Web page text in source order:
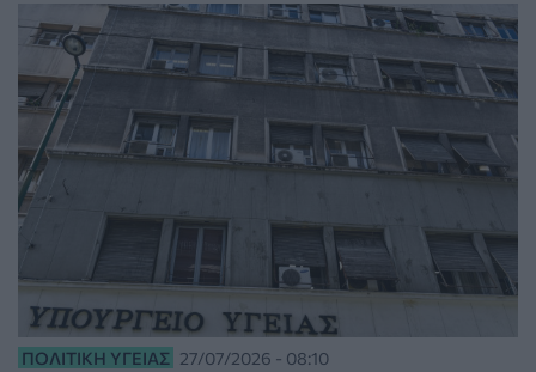
ΠΟΛΙΤΙΚΉ ΥΓΕΊΑΣ 27/07/2026 - 08:10